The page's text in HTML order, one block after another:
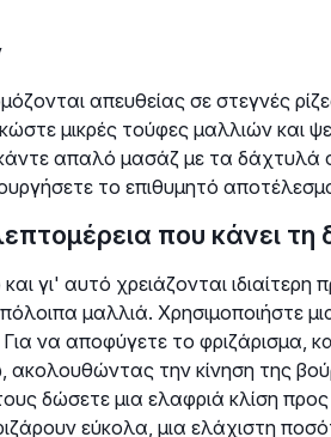
απευθείας σε στεγνές
μικρές τούφες μαλλιών και
απαλό μασάζ με τα δάχτυλά
το επιθυμητό
που κάνει τη
γι' αυτό χρειάζονται
μαλλιά. Χρησιμοποιήστε
να αποφύγετε το φριζάρισμα,
την κίνηση της
δώσετε μια ελαφριά κλίση
εύκολα, μια ελάχιστη